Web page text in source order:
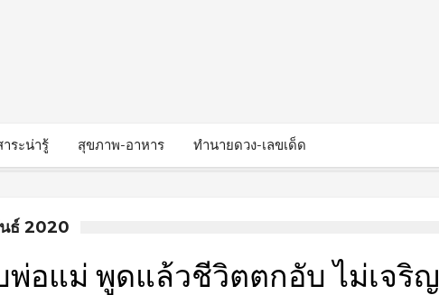
าระน่ารู้ สุขภาพ-อาหาร ทำนายดวง-เลขเด็ด
ธ์ 2020
พ่อแม่ พูดแล้วชีวิตตกอับ ไม่เจริญ